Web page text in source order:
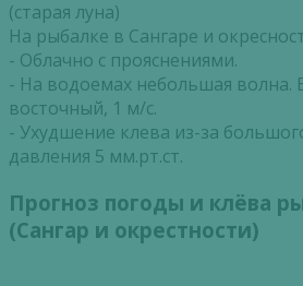
(старая луна)
На рыбалке в Сангаре и
- Облачно с прояснениями.
- На водоемах небольшая волна.
восточный, 1 м/с.
- Ухудшение клева из-за
давления 5 мм.рт.ст.
Прогноз погоды и клёва
(Сангар и окрестности)